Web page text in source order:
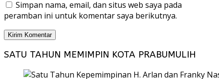
Simpan nama, email, dan situs web saya pada
peramban ini untuk komentar saya berikutnya.
SATU TAHUN MEMIMPIN KOTA PRABUMULIH